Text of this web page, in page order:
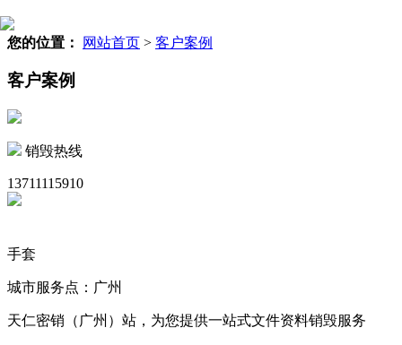
您的位置： 网站首页 > 客户案例
客户案例
销毁热线
13711115910
手套
城市服务点：广州
天仁密销（广州）站，为您提供一站式文件资料销毁服务